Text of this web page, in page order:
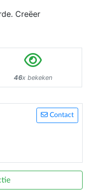
Creëer
46x bekeken
Contact